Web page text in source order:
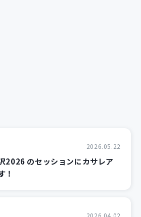
2026.05.22
2026 のセッションにカサレア
！
2026.04.02